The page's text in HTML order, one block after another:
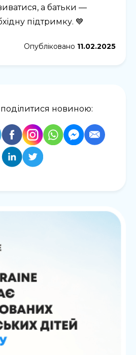
а батьки —
підтримку. 💙
Опубліковано 11.02.2025
новиною: